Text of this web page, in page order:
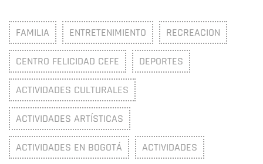
FAMILIA ENTRETENIMIENTO RECREACION
CENTRO FELICIDAD CEFE DEPORTES
ACTIVIDADES CULTURALES
ACTIVIDADES ARTÍSTICAS
ACTIVIDADES EN BOGOTÁ ACTIVIDADES